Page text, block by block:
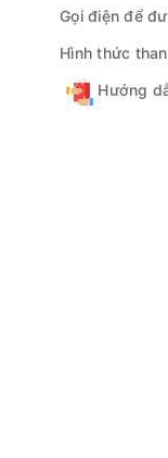
Gọi điện để
Hình thức
Hướng